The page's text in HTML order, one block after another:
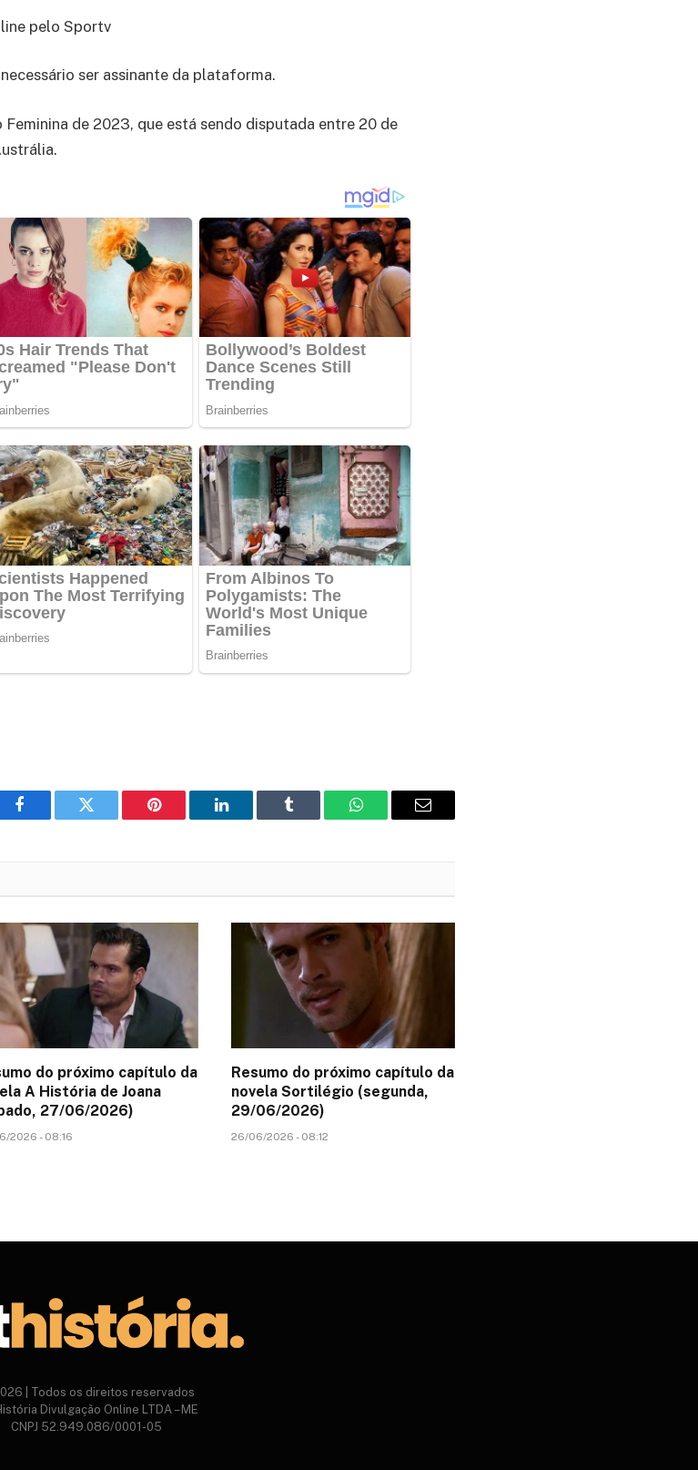
pelo Sportv
ser assinante da plataforma.
de 2023, que está sendo disputada entre 20 de
Facebook Twitter Pinterest LinkedIn Tumblr WhatsAppEmail
do próximo capítulo da
A História de Joana
27/06/2026)
2026 - 08:16
Resumo do próximo capítulo da
novela Sortilégio (segunda,
29/06/2026)
26/06/2026 - 08:12
| Todos os direitos reservados
Divulgação Online LTDA – ME
CNPJ 52.949.086/0001-05